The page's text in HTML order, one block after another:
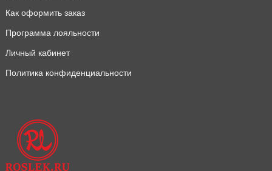
Как оформить заказ
Программа лояльности
Личный кабинет
Политика конфиденциальности